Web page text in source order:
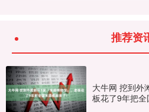
推荐资
大牛网 挖到外
板花了9年把全